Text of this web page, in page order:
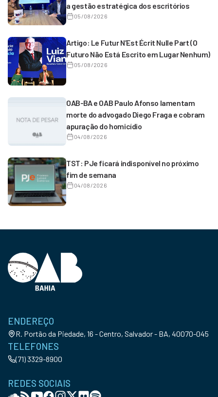
a gestão estratégica dos escritórios
05/08/2026
Artigo: Le Futur N’Est Écrit Nulle Part (O
Futuro Não Está Escrito em Lugar Nenhum)
05/08/2026
OAB-BA e OAB Paulo Afonso lamentam
morte do advogado Diego Fraga e cobram
apuração do homicídio
04/08/2026
TST: PJe ficará indisponível no próximo
fim de semana
04/08/2026
ENDEREÇO
R. Portão da Piedade, 16 - Centro, Salvador - BA, 40070-045
TELEFONES
(71) 3329-8900
REDES SOCIAIS